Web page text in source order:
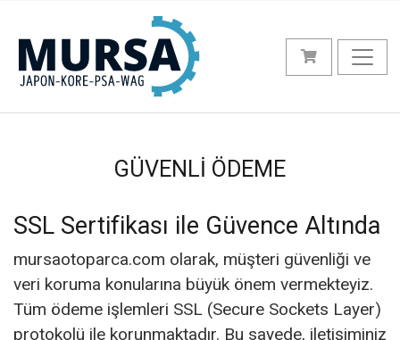
GÜVENLİ ÖDEME
SSL Sertifikası ile Güvence Altında
mursaotoparca.com olarak, müşteri güvenliği ve
veri koruma konularına büyük önem vermekteyiz.
Tüm ödeme işlemleri SSL (Secure Sockets Layer)
protokolü ile korunmaktadır. Bu sayede, iletişiminiz